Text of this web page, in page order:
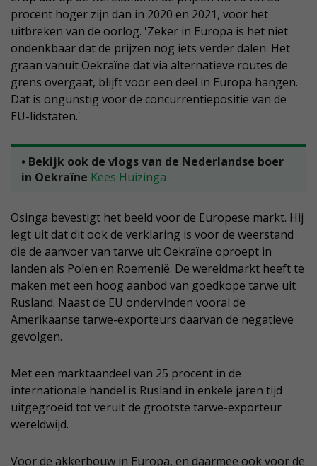
procent hoger zijn dan in 2020 en 2021, voor het
uitbreken van de oorlog. 'Zeker in Europa is het niet
ondenkbaar dat de prijzen nog iets verder dalen. Het
graan vanuit Oekraïne dat via alternatieve routes de
grens overgaat, blijft voor een deel in Europa hangen.
Dat is ongunstig voor de concurrentiepositie van de
EU-lidstaten.'
• Bekijk ook de vlogs van de Nederlandse boer
in Oekraïne Kees Huizinga
Osinga bevestigt het beeld voor de Europese markt. Hij
legt uit dat dit ook de verklaring is voor de weerstand
die de aanvoer van tarwe uit Oekraïne oproept in
landen als Polen en Roemenië. De wereldmarkt heeft te
maken met een hoog aanbod van goedkope tarwe uit
Rusland. Naast de EU ondervinden vooral de
Amerikaanse tarwe-exporteurs daarvan de negatieve
gevolgen.
Met een marktaandeel van 25 procent in de
internationale handel is Rusland in enkele jaren tijd
uitgegroeid tot veruit de grootste tarwe-exporteur
wereldwijd.
Voor de akkerbouw in Europa, en daarmee ook voor de